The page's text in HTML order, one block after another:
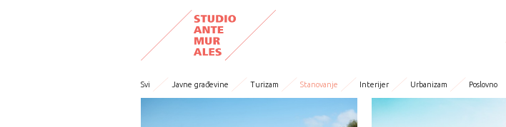
Svi Javne građevine Turizam Stanovanje Interijer Urbanizam Poslovno